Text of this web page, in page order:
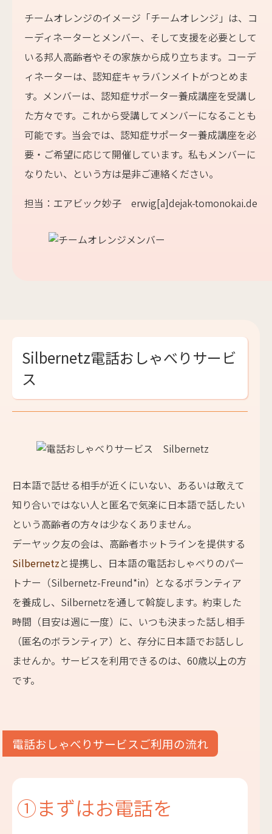
チームオレンジのイメージ「チームオレンジ」は、コ
ーディネーターとメンバー、そして支援を必要として
いる邦人高齢者やその家族から成り立ちます。コーデ
ィネーターは、認知症キャラバンメイトがつとめま
す。メンバーは、認知症サポーター養成講座を受講し
た方々です。これから受講してメンバーになることも
可能です。当会では、認知症サポーター養成講座を必
要・ご希望に応じて開催しています。私もメンバーに
なりたい、という方は是非ご連絡ください。
担当：エアビック妙子 erwig[a]dejak-tomonokai.de
Silbernetz電話おしゃべりサービ
ス
日本語で話せる相手が近くにいない、あるいは敢えて
知り合いではない人と匿名で気楽に日本語で話したい
という高齢者の方々は少なくありません。
デーヤック友の会は、高齢者ホットラインを提供する
Silbernetzと提携し、日本語の電話おしゃべりのパー
トナー（Silbernetz-Freund*in）となるボランティア
を養成し、Silbernetzを通して斡旋します。約束した
時間（目安は週に一度）に、いつも決まった話し相手
（匿名のボランティア）と、存分に日本語でお話しし
ませんか。サービスを利用できるのは、60歳以上の方
です。
電話おしゃべりサービスご利用の流れ
①まずはお電話を